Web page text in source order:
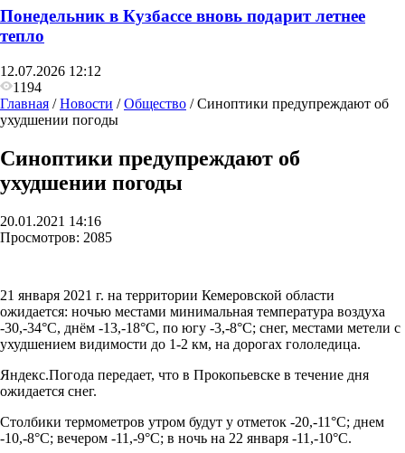
Понедельник в Кузбассе вновь подарит летнее
тепло
12.07.2026 12:12
1194
Главная /Новости /Общество /Синоптики предупреждают об
ухудшении погоды
Синоптики предупреждают об
ухудшении погоды
20.01.2021 14:16
Просмотров: 2085
21 января 2021 г. на территории Кемеровской области
ожидается: ночью местами минимальная температура воздуха
-30,-34°С, днём -13,-18°С, по югу -3,-8°С; снег, местами метели с
ухудшением видимости до 1-2 км, на дорогах гололедица.
Яндекс.Погода передает, что в Прокопьевске в течение дня
ожидается снег.
Столбики термометров утром будут у отметок -20,-11°С; днем
-10,-8°С; вечером -11,-9°С; в ночь на 22 января -11,-10°С.